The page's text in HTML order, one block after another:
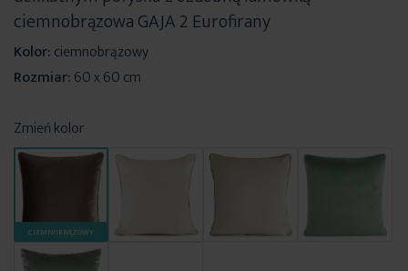
ciemnobrązowa GAJA 2 Eurofirany
Kolor:ciemnobrązowy
Rozmiar:60 x 60 cm
Zmień kolor
CIEMNOBRĄZOWY